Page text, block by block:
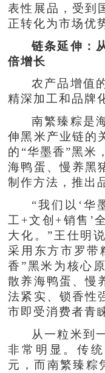
表性展品，受到
正转化为市场优
链条延伸：
倍增长
农产品增值
精深加工和品牌
南繁臻粽是
伸黑米产业链的
的“华墨香”黑米
海鸭蛋、慢养黑
制作方法，推出
“我们以‘华
工+文创+销售’
大化。”王仕明
采用东方市罗带
香”黑米为核心
散养海鸭蛋、慢
法紧实、锁香性
市即受消费者青
从一粒米到
非常明显。传
元，而南繁臻粽